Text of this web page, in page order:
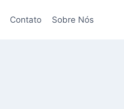
Contato Sobre Nós